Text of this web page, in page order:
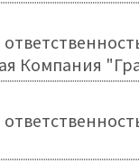
Компания